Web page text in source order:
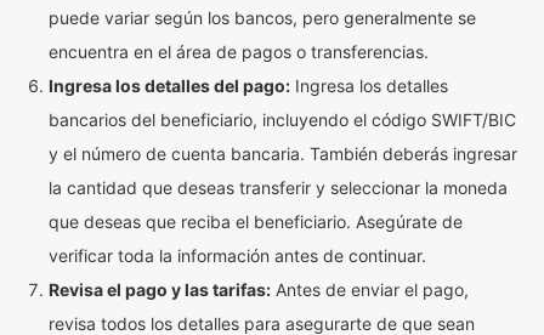
puede variar según los bancos, pero generalmente se
encuentra en el área de pagos o transferencias.
Ingresa los detalles del pago: Ingresa los detalles
bancarios del beneficiario, incluyendo el código SWIFT/BIC
y el número de cuenta bancaria. También deberás ingresar
la cantidad que deseas transferir y seleccionar la moneda
que deseas que reciba el beneficiario. Asegúrate de
verificar toda la información antes de continuar.
Revisa el pago y las tarifas: Antes de enviar el pago,
revisa todos los detalles para asegurarte de que sean